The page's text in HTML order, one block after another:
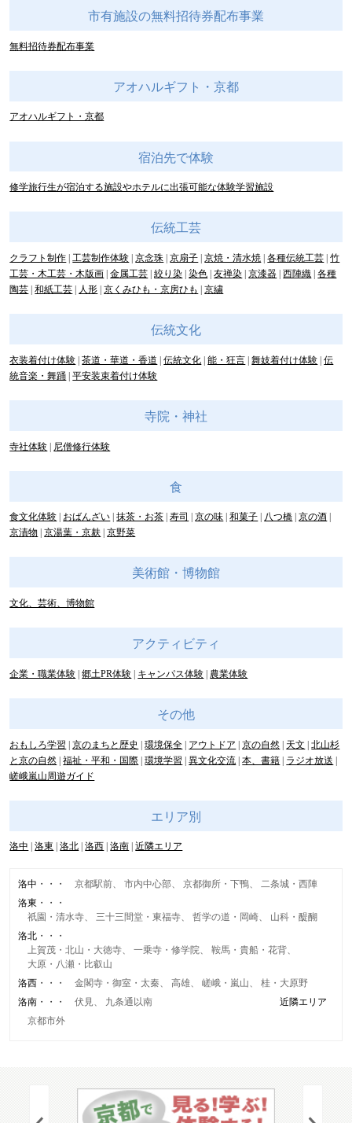
市有施設の無料招待券配布事業
無料招待券配布事業
アオハルギフト・京都
アオハルギフト・京都
宿泊先で体験
修学旅行生が宿泊する施設やホテルに出張可能な体験学習施設
伝統工芸
クラフト制作 工芸制作体験 京念珠 京扇子 京焼・清水焼 各種伝統工芸 竹
工芸・木工芸・木版画 金属工芸 絞り染 染色 友禅染 京漆器 西陣織 各種
陶芸 和紙工芸 人形 京くみひも・京房ひも 京繍
伝統文化
衣装着付け体験 茶道・華道・香道 伝統文化 能・狂言 舞妓着付け体験 伝
統音楽・舞踊 平安装束着付け体験
寺院・神社
寺社体験 尼僧修行体験
食
食文化体験 おばんざい 抹茶・お茶 寿司 京の味 和菓子 八つ橋 京の酒
京漬物
京湯葉・京麸 京野菜
美術館・博物館
文化、芸術、博物館
アクティビティ
企業・職業体験 郷土PR体験 キャンパス体験 農業体験
その他
おもしろ学習 京のまちと歴史 環境保全 アウトドア 京の自然 天文
北山杉
と京の自然 福祉・平和・国際 環境学習 異文化交流 本、書籍
ラジオ放送
嵯峨嵐山周遊ガイド
エリア別
洛中 洛東 洛北 洛西 洛南 近隣エリア
洛中 京都駅前 市内中心部 京都御所・下鴨
二条城・西陣
洛東
祇園・清水寺
三十三間堂・東福寺 哲学の道・岡崎
山科・醍醐
洛北
上賀茂・北山・大徳寺
一乗寺・修学院
鞍馬・貴船・花背
大原・八瀬・比叡山
洛西
金閣寺・御室・太秦 高雄 嵯峨・嵐山
桂・大原野
洛南
伏見 九条通以南
近隣エリア
京都市外